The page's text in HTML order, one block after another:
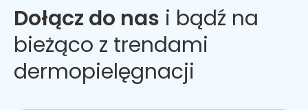
Dołącz do nas i bądź na
bieżąco z trendami
dermopielęgnacji